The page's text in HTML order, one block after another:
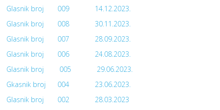
Glasnik broj
009
14.12.2023.
Glasnik broj
008
30.11.2023.
Glasnik broj
007
28.09.2023.
Glasnik broj
006
24.08.2023.
Glasnik broj
005
29.06.2023.
Gkasnik broj
004
23.06.2023.
Glasnik broj
002 28.03.2023